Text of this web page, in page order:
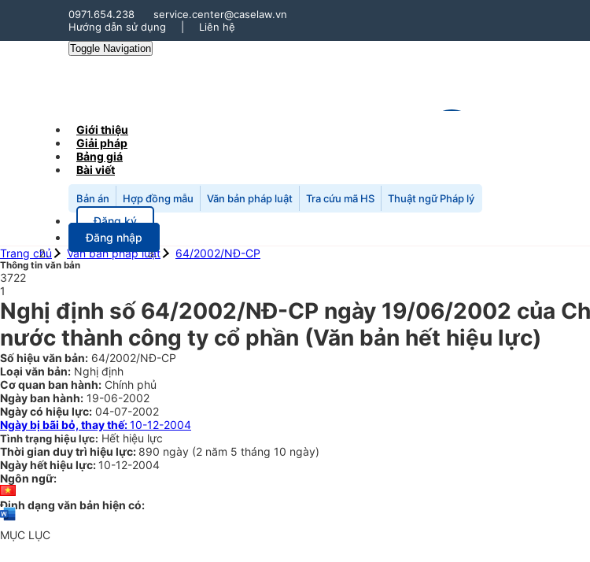
0971.654.238
service.center@caselaw.vn
Hướng dẫn sử dụng
Liên hệ
Toggle Navigation
Giới thiệu
Giải pháp
Bảng giá
Bài viết
Bản án Hợp đồng mẫu Văn bản pháp luật Tra cứu mã HS Thuật ngữ Pháp lý
Đăng ký
Đăng nhập
Trang chủ
Văn bản pháp luật 64/2002/NĐ-CP
Thông tin văn bản
3722
1
Nghị định số 64/2002/NĐ-CP ngày 19/06/2002 của
nước thành công ty cổ phần (Văn bản hết hiệu lực)
Số hiệu văn bản: 64/2002/NĐ-CP
Loại văn bản: Nghị định
Cơ quan ban hành: Chính phủ
Ngày ban hành: 19-06-2002
Ngày có hiệu lực: 04-07-2002
Ngày bị bãi bỏ, thay thế:10-12-2004
Tình trạng hiệu lực: Hết hiệu lực
Thời gian duy trì hiệu lực: 890 ngày (2 năm 5 tháng 10 ngày)
Ngày hết hiệu lực: 10-12-2004
Ngôn ngữ:
Định dạng văn bản hiện có:
MỤC LỤC